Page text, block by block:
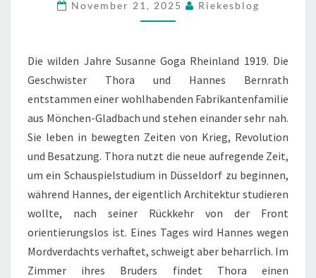
November 21, 2025 Riekesblog
Die wilden Jahre Susanne Goga Rheinland 1919. Die
Geschwister Thora und Hannes Bernrath
entstammen einer wohlhabenden Fabrikantenfamilie
aus Mönchen-Gladbach und stehen einander sehr nah.
Sie leben in bewegten Zeiten von Krieg, Revolution
und Besatzung. Thora nutzt die neue aufregende Zeit,
um ein Schauspielstudium in Düsseldorf zu beginnen,
während Hannes, der eigentlich Architektur studieren
wollte, nach seiner Rückkehr von der Front
orientierungslos ist. Eines Tages wird Hannes wegen
Mordverdachts verhaftet, schweigt aber beharrlich. Im
Zimmer ihres Bruders findet Thora einen